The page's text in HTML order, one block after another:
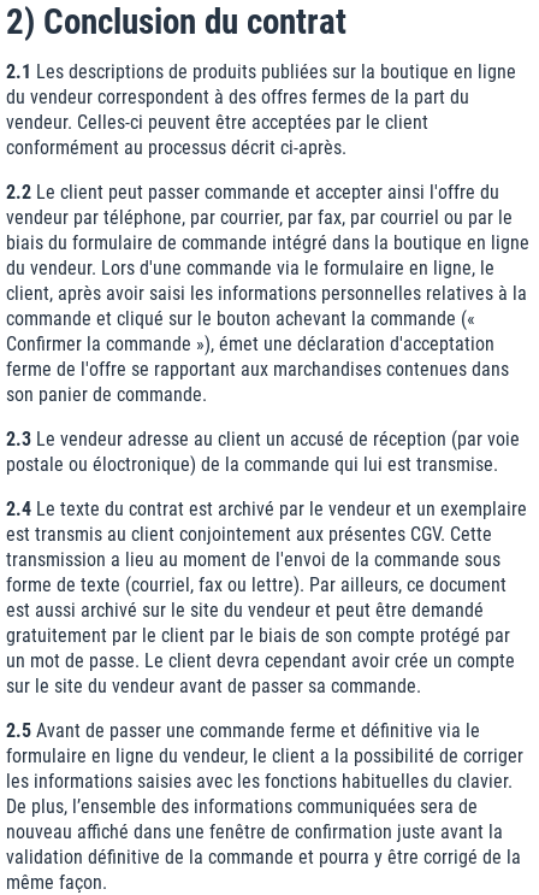
2) Conclusion du contrat
2.1 Les descriptions de produits publiées sur la boutique en ligne
du vendeur correspondent à des offres fermes de la part du
vendeur. Celles-ci peuvent être acceptées par le client
conformément au processus décrit ci-après.
2.2 Le client peut passer commande et accepter ainsi l'offre du
vendeur par téléphone, par courrier, par fax, par courriel ou par le
biais du formulaire de commande intégré dans la boutique en ligne
du vendeur. Lors d'une commande via le formulaire en ligne, le
client, après avoir saisi les informations personnelles relatives à la
commande et cliqué sur le bouton achevant la commande («
Confirmer la commande »), émet une déclaration d'acceptation
ferme de l'offre se rapportant aux marchandises contenues dans
son panier de commande.
2.3 Le vendeur adresse au client un accusé de réception (par voie
postale ou éloctronique) de la commande qui lui est transmise.
2.4 Le texte du contrat est archivé par le vendeur et un exemplaire
est transmis au client conjointement aux présentes CGV. Cette
transmission a lieu au moment de l'envoi de la commande sous
forme de texte (courriel, fax ou lettre). Par ailleurs, ce document
est aussi archivé sur le site du vendeur et peut être demandé
gratuitement par le client par le biais de son compte protégé par
un mot de passe. Le client devra cependant avoir crée un compte
sur le site du vendeur avant de passer sa commande.
2.5 Avant de passer une commande ferme et définitive via le
formulaire en ligne du vendeur, le client a la possibilité de corriger
les informations saisies avec les fonctions habituelles du clavier.
De plus, l’ensemble des informations communiquées sera de
nouveau affiché dans une fenêtre de confirmation juste avant la
validation définitive de la commande et pourra y être corrigé de la
même façon.